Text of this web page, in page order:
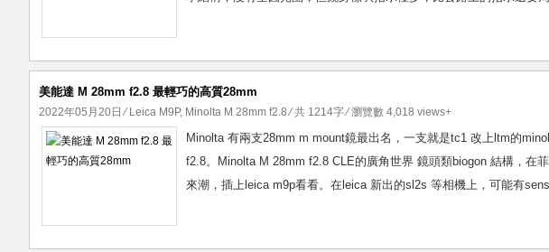
美能達 M 28mm f2.8 最輕巧的高質28mm
2022年05月20日 ⁄ Leica M9P, Minolta M 28mm f2.8⁄ 共 1214字 ⁄ 瀏覽數 4,018 views+
Minolta 有兩支28mm m mount鏡最出名，一支就是tc1 改上ltm的
f2.8。Minolta M 28mm f2.8 CLE的廣角世界 鏡頭類biogon 結構，在
來潮，插上leica m9p看看。在leica 新出的sl2s 等相機上，可能有